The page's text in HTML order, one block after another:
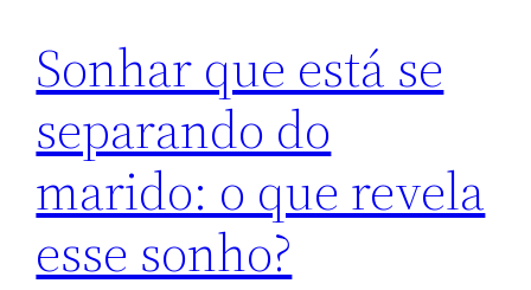
Sonhar que está se
separando do
marido: o que revela
esse sonho?